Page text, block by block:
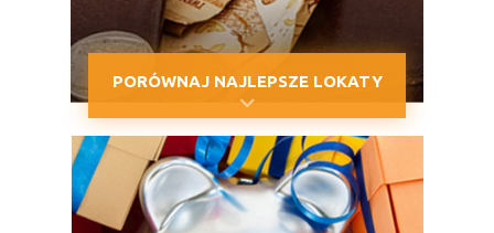
PORÓWNAJ NAJLEPSZE LOKATY